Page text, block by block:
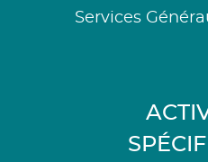
Services